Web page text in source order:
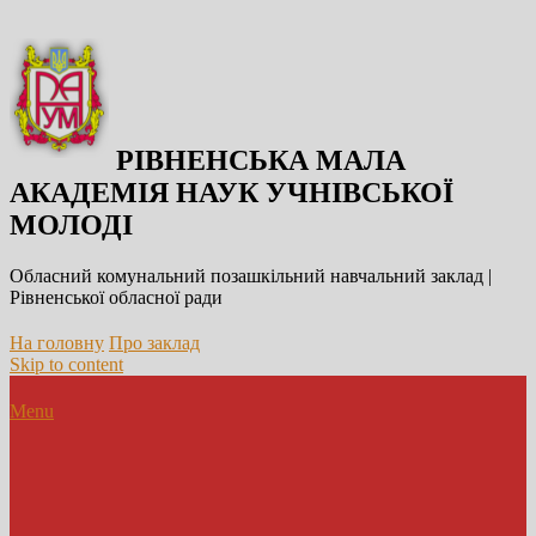
РІВНЕНСЬКА МАЛА
АКАДЕМІЯ НАУК УЧНІВСЬКОЇ
МОЛОДІ
Обласний комунальний позашкільний навчальний заклад |
Рівненської обласної ради
На головну Про заклад
Skip to content
Menu